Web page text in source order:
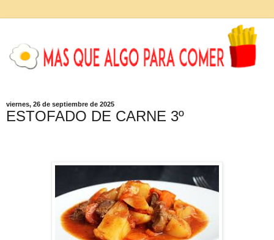
viernes, 26 de septiembre de 2025
ESTOFADO DE CARNE 3º